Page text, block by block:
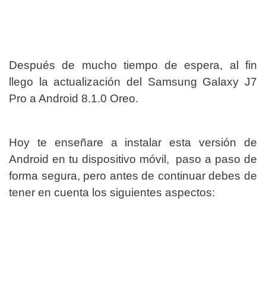
Después de mucho tiempo de espera, al fin
llego la actualización del Samsung Galaxy J7
Pro a Android 8.1.0 Oreo.
Hoy te enseñare a instalar estaversión de
Android en tu dispositivo móvil, paso a paso de
forma segura, pero antes de continuar debes de
tener en cuenta los siguientes aspectos: